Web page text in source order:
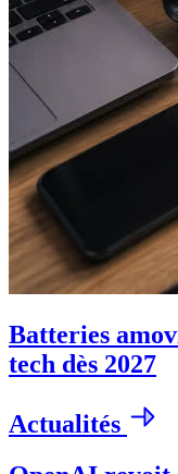
Batteries
tech dès 2027
Actualités